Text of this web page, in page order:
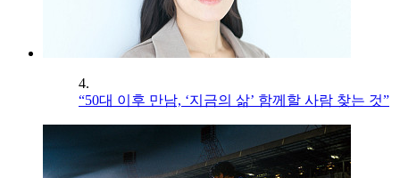
4.
“50대 이후 만남, ‘지금의 삶’ 함께할 사람 찾는 것”